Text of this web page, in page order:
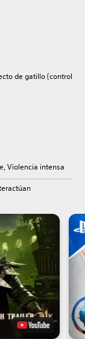
de gatillo (control
Violencia intensa